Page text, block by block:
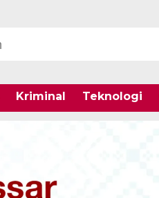
Kriminal Teknologi